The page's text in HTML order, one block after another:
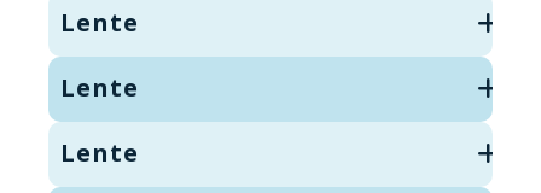
Lente
Lente
Lente